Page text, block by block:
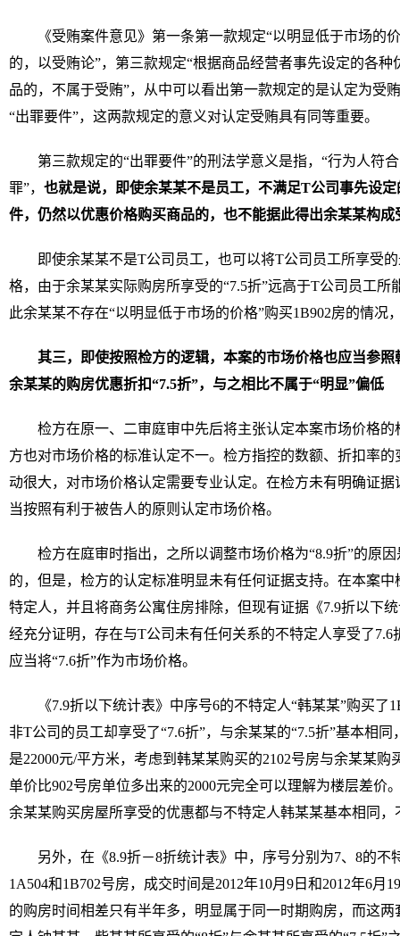
《受贿案件意见》第一条第一款规定“以明显低于市场的
的，以受贿论”，第三款规定“根据商品经营者事先设定的各
品的，不属于受贿”，从中可以看出第一款规定的是认定为受
“出罪要件”，这两款规定的意义对认定受贿具有同等重要。
第三款规定的“出罪要件”的刑法学意义是指，“行为人符
罪”， 也就是说，即使余某某不是员工，不满足T公司事先设
件，仍然以优惠价格购买商品的，也不能据此得出余某某构成
即使余某某不是T公司员工，也可以将T公司员工所享受
格，由于余某某实际购房所享受的“7.5折”远高于T公司员工所
此余某某不存在“以明显低于市场的价格”购买1B902房的情况
其三，即使按照检方的逻辑，本案的市场价格也应当参
余某某的购房优惠折扣“7.5折”，与之相比不属于“明显”偏低
检方在原一、二审庭审中先后将主张认定本案市场价格的
方也对市场价格的标准认定不一。检方指控的数额、折扣率
动很大，对市场价格认定需要专业认定。在检方未有明确证
当按照有利于被告人的原则认定市场价格。
检方在庭审时指出，之所以调整市场价格为“8.9折”的原
的，但是，检方的认定标准明显未有任何证据支持。在本案
特定人，并且将商务公寓住房排除，但现有证据《7.9折以下
经充分证明，存在与T公司未有任何关系的不特定人享受了
应当将“7.6折”作为市场价格。
《7.9折以下统计表》中序号6的不特定人“韩某某”购买了
非T公司的员工却享受了“7.6折”，与余某某的“7.5折”基本相
是22000元/平方米，考虑到韩某某购买的2102号房与余某某购
单价比902号房单位多出来的2000元完全可以理解为楼层差价
余某某购买房屋所享受的优惠都与不特定人韩某某基本相同
另外，在《8.9折－8折统计表》中，序号分别为7、8的
1A504和1B702号房，成交时间是2012年10月9日和2012年6月
的购房时间相差只有半年多，明显属于同一时期购房，而这